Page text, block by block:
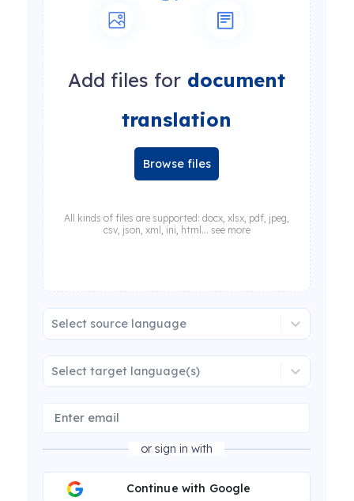
Add files for document
translation
Browse files
All kinds of files are supported: docx, xlsx, pdf, jpeg,
csv, json, xml, ini, html... see more
Select source language
Select target language(s)
or sign in with
Continue with Google